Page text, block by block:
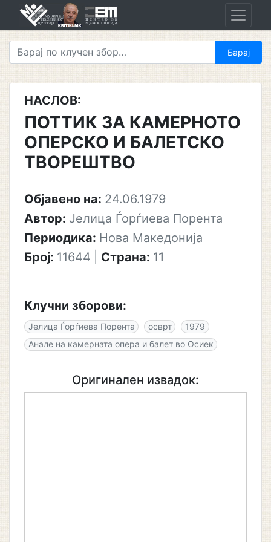
НАСЛОВ:
ПОТТИК ЗА КАМЕРНОТО
ОПЕРСКО И БАЛЕТСКО
ТВОРЕШТВО
Објавено на: 24.06.1979
Автор: Јелица Ѓорѓиева Порента
Периодика: Нова Македонија
Број: 11644 Страна: 11
Клучни зборови:
Јелица Ѓорѓиева Порента осврт
1979
Анале на камерната опера и балет во Осиек
Оригинален извадок: